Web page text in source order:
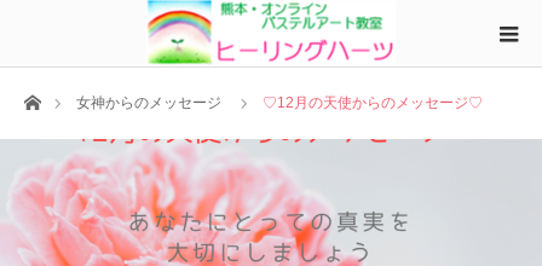
ホーム女神からのメッセージ ♡12月の天使からのメッセージ♡